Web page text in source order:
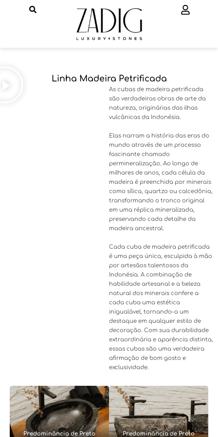
Linha Madeira Petrificada
As cubas de madeira petrificada
são verdadeiras obras de arte da
natureza, originárias das ilhas
vulcânicas da Indonésia.
Elas narram a história das eras do
mundo através de um processo
fascinante chamado
permineralização. Ao longo de
milhares de anos, cada célula da
madeira é preenchida por minerais
como sílica, quartzo ou calcedônia,
transformando o tronco original
em uma réplica mineralizada,
preservando cada detalhe da
madeira ancestral.
Cada cuba de madeira petrificada
é uma peça única, esculpida à mão
por artesãos talentosos da
Indonésia. A combinação de
habilidade artesanal e a beleza
natural dos minerais confere a
cada cuba uma estética
inigualável, tornando-a um
destaque em qualquer estilo de
decoração. Com sua durabilidade
extraordinária e aparência distinta,
essas cubas são uma verdadeira
afirmação de bom gosto e
exclusividade.
Predominância de Preto Predominância de Preto